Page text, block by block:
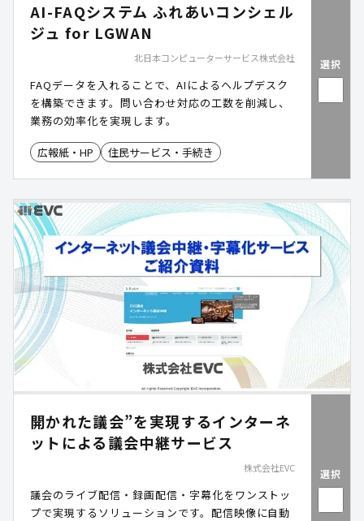
AI-FAQシステム ふれあいコンシェル
ジュ for LGWAN
北日本コンピューターサービス株式会社
FAQデータを入れることで、AIによるヘルプデスク
を構築できます。問い合わせ対応の工数を削減し、
業務の効率化を実現します。
広報紙・HP 住民サービス・手続き
選択
開かれた議会”を実現するインターネ
ットによる議会中継サービス
株式会社EVC
議会のライブ配信・録画配信・字幕化をワンストッ
プで実現するソリューションです。配信映像に自動
選択